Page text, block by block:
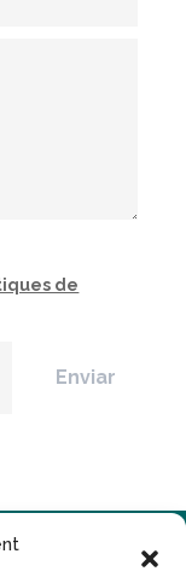
de
Enviar